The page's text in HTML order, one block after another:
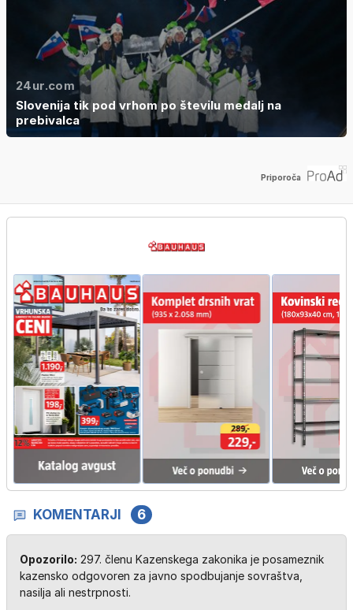
24ur.com
Slovenija tik pod vrhom po številu medalj na
prebivalca
Priporoča
KOMENTARJI 6
Opozorilo: 297. členu Kazenskega zakonika je posameznik
kazensko odgovoren za javno spodbujanje sovraštva,
nasilja ali nestrpnosti.